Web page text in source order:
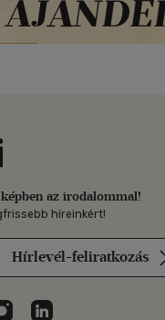
Libri
az irodalommal!
híreinkért!
Hírlevél-feliratkozás
Youtube-on
Libri az Instagramon
Libri a LinkedInen